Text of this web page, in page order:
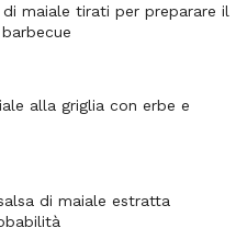
di maiale tirati per preparare il
alla griglia con erbe e
di maiale estratta